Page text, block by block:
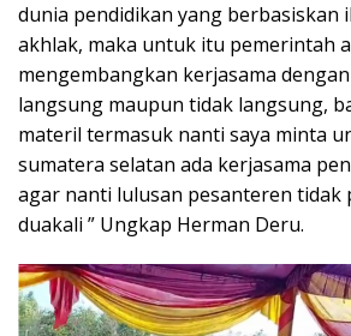
dunia pendidikan yang berbasiskan
akhlak, maka untuk itu pemerintah
mengembangkan kerjasama
langsung maupun tidak langsung,
materil termasuk nanti saya minta
sumatera selatan ada kerjasama
agar nanti lulusan pesanteren tidak
duakali ” Ungkap Herman Deru.